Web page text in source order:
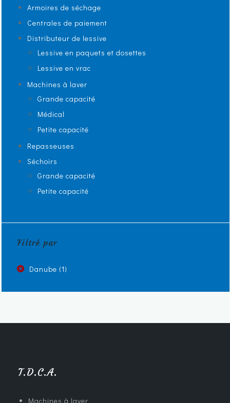
Armoires de séchage
Centrales de paiement
Distributeur de lessive
Lessive en paquets et dosettes
Lessive en vrac
Machines à laver
Grande capacité
Médical
Petite capacité
Repasseuses
Séchoirs
Grande capacité
Petite capacité
Filtré par
Danube (1)
T.D.C.A.
Machines à laver